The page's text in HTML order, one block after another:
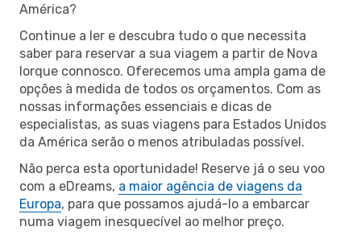
América?
Continue a ler e descubra tudo o que necessita
saber para reservar a sua viagem a partir de Nova
Iorque connosco. Oferecemos uma ampla gama de
opções à medida de todos os orçamentos. Com as
nossas informações essenciais e dicas de
especialistas, as suas viagens para Estados Unidos
da América serão o menos atribuladas possível.
Não perca esta oportunidade! Reserve já o seu voo
com a eDreams, a maior agência de viagens da
Europa, para que possamos ajudá-lo a embarcar
numa viagem inesquecível ao melhor preço.